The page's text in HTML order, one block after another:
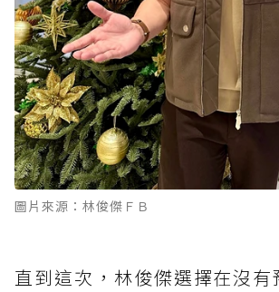
圖片來源：林俊傑ＦＢ
直到這次，林俊傑選擇在沒有